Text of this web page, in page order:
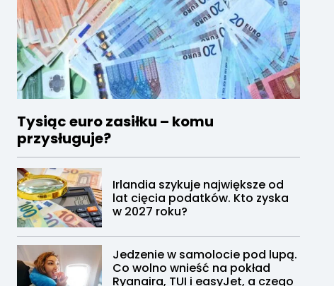
Tysiąc euro zasiłku – komu
przysługuje?
Irlandia szykuje największe od
lat cięcia podatków. Kto zyska
w 2027 roku?
Jedzenie w samolocie pod lupą.
Co wolno wnieść na pokład
Ryanaira, TUI i easyJet, a czego